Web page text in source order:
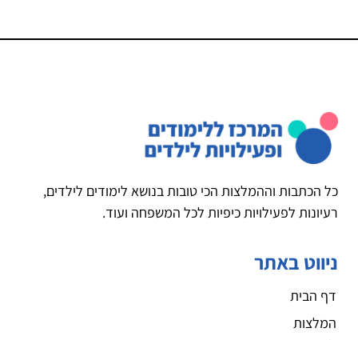
כל הכתבות וההמלצות הכי טובות בנושא לימודים לילדים,
רעיונות לפעילויות כיפיות לכל המשפחה ועוד.
ניווט באתר
דף הבית
המלצות